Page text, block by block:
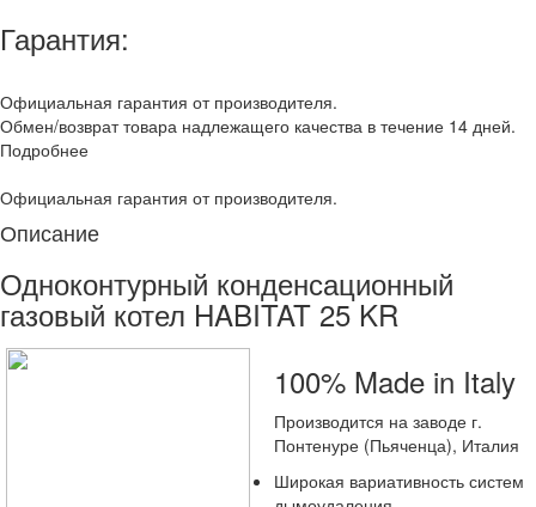
Гарантия:
Официальная гарантия от производителя.
Обмен/возврат товара надлежащего качества в течение 14 дней.
Подробнее
Официальная гарантия от производителя.
Описание
Одноконтурный конденсационный
газовый котел HABITAT 25 KR
100% Made in Italy
Производится на заводе г.
Понтенуре (Пьяченца), Италия
Широкая вариативность систем